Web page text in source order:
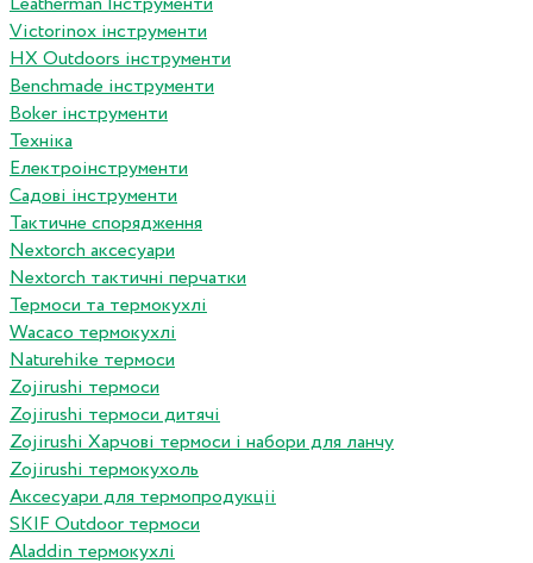
Victorinox інструменти
HX Outdoors інструменти
Benchmade інструменти
Boker інструменти
Техніка
Електроінструменти
Садові інструменти
Тактичне спорядження
Nextorch аксесуари
Nextorch тактичні перчатки
Термоси та термокухлі
Wacaco термокухлі
Naturehike термоси
Zojirushi термоси
Zojirushi термоси дитячі
Zojirushi Харчові термоси і набори для ланчу
Zojirushi термокухоль
Аксесуари для термопродукціі
SKIF Outdoor термоси
Aladdin термокухлі